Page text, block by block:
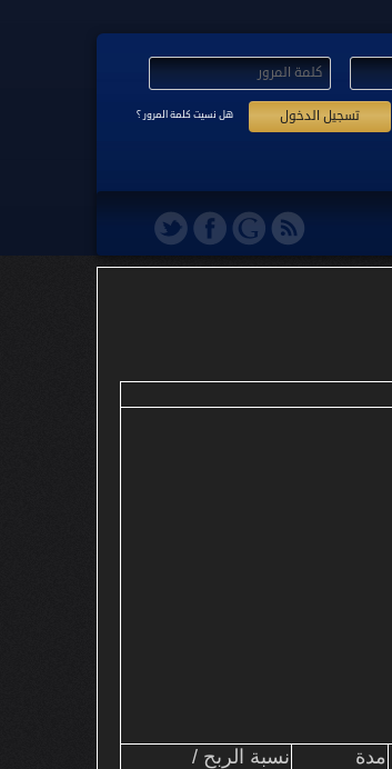
تسجيل الدخول هل نسيت كلمة المرور ؟
مدة
نسبة الربح /